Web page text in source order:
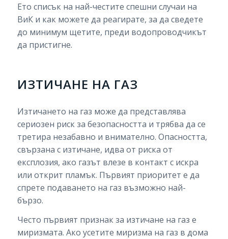
Ето списък на най-честите спешни случаи на
ВиК и как можете да реагирате, за да сведете
до минимум щетите, преди водопроводчикът
да пристигне.
ИЗТИЧАНЕ НА ГАЗ
Изтичането на газ може да представлява
сериозен риск за безопасността и трябва да се
третира незабавно и внимателно. Опасността,
свързана с изтичане, идва от риска от
експлозия, ако газът влезе в контакт с искра
или открит пламък. Първият приоритет е да
спрете подаването на газ възможно най-
бързо.
Често първият признак за изтичане на газ е
миризмата. Ако усетите миризма на газ в дома